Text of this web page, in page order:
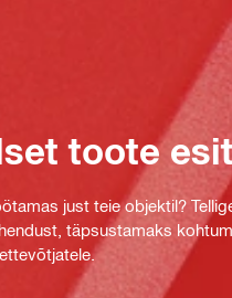
toote
just teie objektil?
täpsustamaks